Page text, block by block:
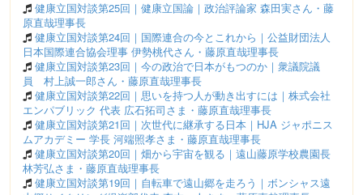
健康立国対談第25回｜健康立国論｜政治評論家 森田実さん・藤
原直哉理事長
健康立国対談第24回｜国際連合の今とこれから｜公益財団法人
日本国際連合協会理事 伊勢桃代さん・藤原直哉理事長
健康立国対談第23回｜今の政治で日本がもつのか｜衆議院議
員 村上誠一郎さん・藤原直哉理事長
健康立国対談第22回｜思いを持つ人が動き出すには｜株式会社
エンパブリック 代表 広石拓司さま・藤原直哉理事長
健康立国対談第21回｜次世代に継承する日本｜HJA ジャポニス
ムアカデミー 学長 河端照孝さま・藤原直哉理事長
健康立国対談第20回｜畑から宇宙を観る｜遠山藤原学校農園長
林芳弘さま・藤原直哉理事長
健康立国対談第19回｜自転車で遠山郷を走ろう｜ボンシャス遠